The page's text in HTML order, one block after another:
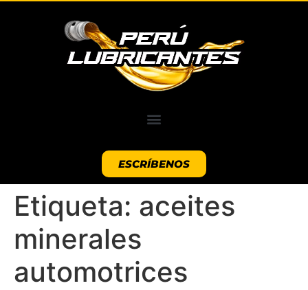
ESCRÍBENOS
Etiqueta: aceites
minerales
automotrices